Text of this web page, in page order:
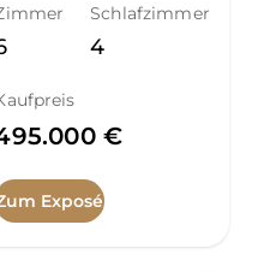
Schlafzimmer
4
€
Exposé